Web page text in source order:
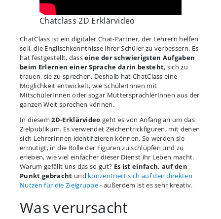
Chatclass 2D Erklärvideo
ChatClass ist ein digitaler Chat-Partner, der Lehrern helfen
soll, die Englischkenntnisse ihrer Schüler zu verbessern. Es
hat festgestellt, dasseine der schwierigsten Aufgaben
beim Erlernen einer Sprache darin besteht, sich zu
trauen, sie zu sprechen. Deshalb hat ChatClass eine
Möglichkeit entwickelt, wie SchülerInnen mit
MitschülerInnen oder sogar MuttersprachlerInnen aus der
ganzen Welt sprechen können.
In diesem2D-Erklärvideo geht es von Anfang an um das
Zielpublikum. Es verwendet Zeichentrickfiguren, mit denen
sich LehrerInnen identifizieren können. So werden sie
ermutigt, in die Rolle der Figuren zu schlüpfen und zu
erleben, wie viel einfacher dieser Dienst ihr Leben macht.
Warum gefällt uns das so gut? Es ist einfach, auf den
Punkt gebracht und konzentriert sich auf den direkten
Nutzen für die Zielgruppe- außerdem ist es sehr kreativ.
Was verursacht